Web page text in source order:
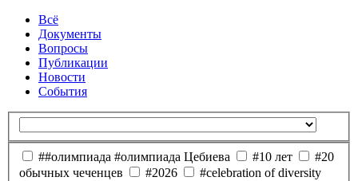
Всё
Документы
Вопросы
Публикации
Новости
События
##олимпиада #олимпиада Цебиева #10 лет
#20
обычных чеченцев
#2026
#celebration of diversity